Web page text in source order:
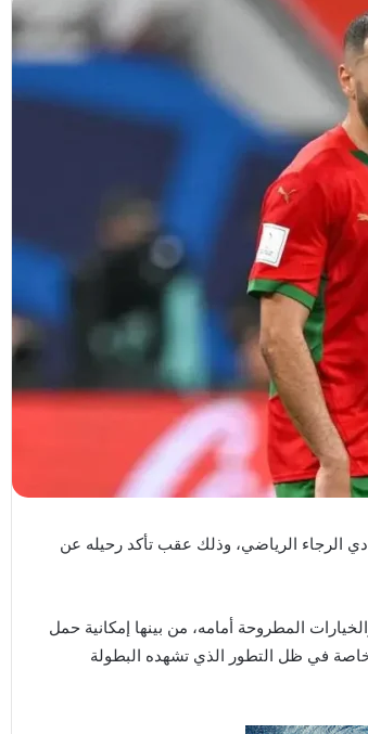
الرجاء الرياضي، وذلك عقب تأكد رحيله عن
المطروحة أمامه، من بينها إمكانية حمل
خاصة في ظل التطور الذي تشهده البطولة